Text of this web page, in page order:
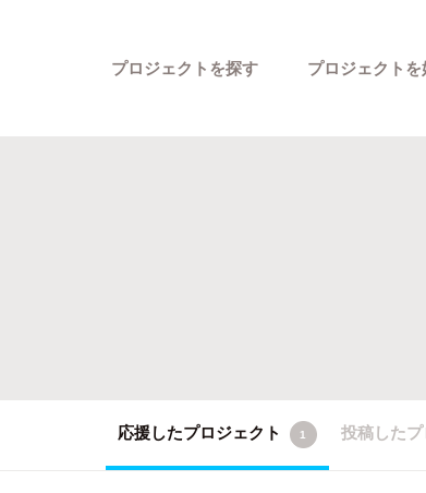
プロジェクトを探す プロジェクト
応援したプロジェクト 1 投稿した